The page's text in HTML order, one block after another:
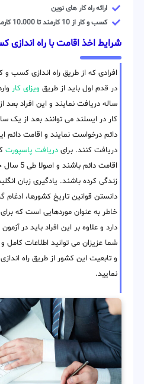
ارائه راه کار های نوین
کسب و کار از 10 کارمند تا 10.000 کارمند
شرایط اخذ اقامت با راه اندازی
افرادی که از طریق راه اندازی کسب و
در قدم اول باید از طریق ویزای کار
ساله دریافت نمایند و این افراد بعد
کار در ایسلند می توانند بعد از
دائم درخواست نمایند و اقامت دائم
دریافت کنند. برای دریافت پاسپورت
اقامت
زندگی کرده باشند. یادگیری زبان
دانستن قوانین تاریخ کشورها،
خاطر به عنوان موردهایی است که برای
دارد و علاوه بر این افراد باید در
شما عزیزان می توانید اطلاعات کامل
و تابعیت این کشور از طریق راه
نمایید.